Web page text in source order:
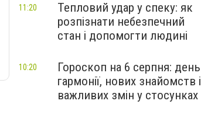
Тепловий удар у спеку: як
розпізнати небезпечний
стан і допомогти людині
11:20
Гороскоп на 6 серпня: день
гармонії, нових знайомств і
важливих змін у стосунках
10:20